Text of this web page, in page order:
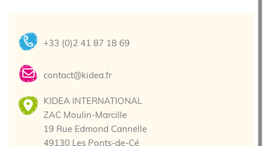
+33 (0)2 41 87 18 69
contact@kidea.fr
KIDEA INTERNATIONAL
ZAC Moulin-Marcille
19 Rue Edmond Cannelle
49130 Les Ponts-de-Cé